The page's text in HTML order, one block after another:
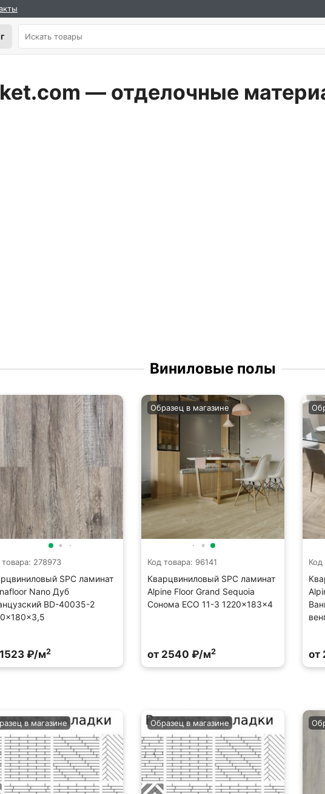
— отделочные
Виниловые полы
товара: 278973
SPC ламинат
Nano Дуб
BD-40035-2
₽/м2
Код товара: 96141
Кварцвиниловый SPC ламинат
Alpine Floor Grand Sequoia
Сонома ECO 11-3 1220×183×4
Образец в магазине
от 2540 ₽/м2
Код
от
в магазине Образец в магазине